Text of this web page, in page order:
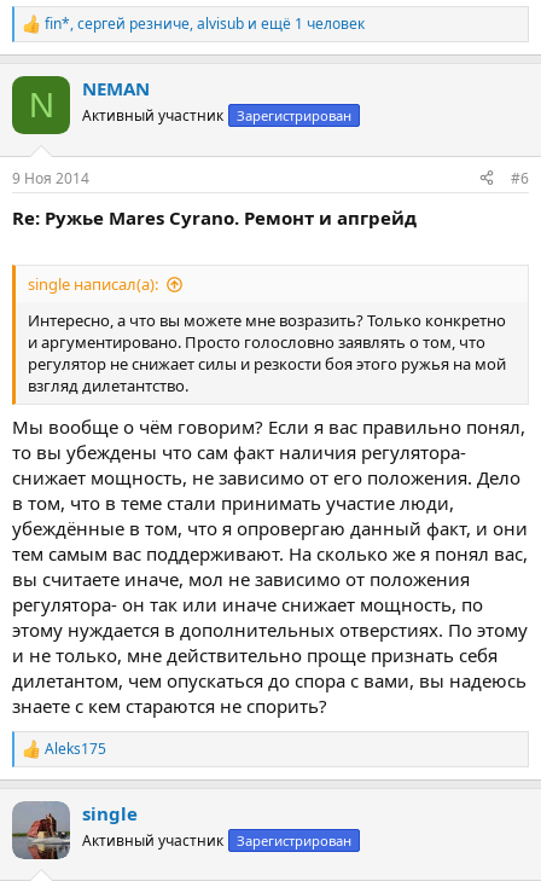
Р
е
и
fin*,сергей резниче,alvisub и ещё 1 человек
N NEMAN
Активный участник Зарегистрирован
9 Ноя 2014 #6
Re: Ружье Mares Cyrano. Ремонт и апгрейд
single написал(а):
Интересно, а что вы можете мне возразить? Только конкретно
и аргументировано. Просто голословно заявлять о том, что
регулятор не снижает силы и резкости боя этого ружья на мой
взгляд дилетантство.
Мы вообще о чём говорим? Если я вас правильно понял,
то вы убеждены что сам факт наличия регулятора-
снижает мощность, не зависимо от его положения. Дело
в том, что в теме стали принимать участие люди,
убеждённые в том, что я опровергаю данный факт, и они
тем самым вас поддерживают. На сколько же я понял вас,
вы считаете иначе, мол не зависимо от положения
регулятора- он так или иначе снижает мощность, по
этому нуждается в дополнительных отверстиях. По этому
и не только, мне действительно проще признать себя
дилетантом, чем опускаться до спора с вами, вы надеюсь
знаете с кем стараются не спорить?
Р
е
ц
и
Aleks175
single
Активный участник Зарегистрирован